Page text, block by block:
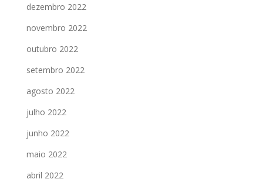
dezembro 2022
novembro 2022
outubro 2022
setembro 2022
agosto 2022
julho 2022
junho 2022
maio 2022
abril 2022